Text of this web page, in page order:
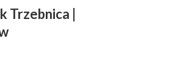
Trzebnica |